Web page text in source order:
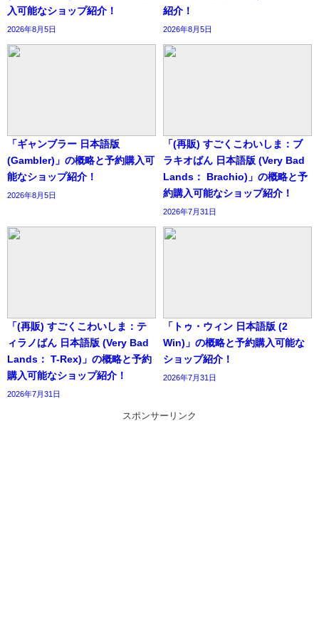
入可能なショップ紹介！
2026年8月5日
紹介！
2026年8月5日
「ギャンブラー 日本語版
(Gambler)」の概略と予約購入可
能なショップ紹介！
2026年8月5日
「(再販) すごくこわいしま：ブ
ラキオばん 日本語版 (Very Bad
Lands： Brachio)」の概略と予
約購入可能なショップ紹介！
2026年7月31日
「(再販) すごくこわいしま：テ
ィラノばん 日本語版 (Very Bad
Lands： T-Rex)」の概略と予約
購入可能なショップ紹介！
2026年7月31日
「トゥ・ウィン 日本語版 (2
Win)」の概略と予約購入可能な
ショップ紹介！
2026年7月31日
スポンサーリンク